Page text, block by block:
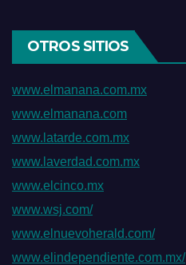
OTROS SITIOS
www.elmanana.com.mx
www.elmanana.com
www.latarde.com.mx
www.laverdad.com.mx
www.elcinco.mx
www.wsj.com/
www.elnuevoherald.com/
www.elindependiente.com.mx/